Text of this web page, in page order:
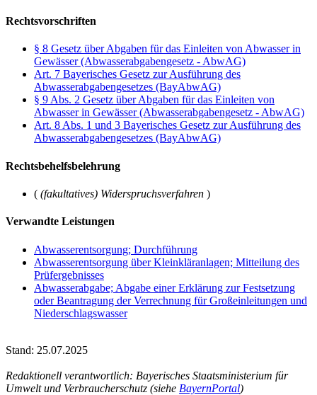
Rechtsvorschriften
§ 8 Gesetz über Abgaben für das Einleiten von Abwasser in
Gewässer (Abwasserabgabengesetz - AbwAG)
Art. 7 Bayerisches Gesetz zur Ausführung des
Abwasserabgabengesetzes (BayAbwAG)
§ 9 Abs. 2 Gesetz über Abgaben für das Einleiten von
Abwasser in Gewässer (Abwasserabgabengesetz - AbwAG)
Art. 8 Abs. 1 und 3 Bayerisches Gesetz zur Ausführung des
Abwasserabgabengesetzes (BayAbwAG)
Rechtsbehelfsbelehrung
( (fakultatives) Widerspruchsverfahren )
Verwandte Leistungen
Abwasserentsorgung; Durchführung
Abwasserentsorgung über Kleinkläranlagen; Mitteilung des
Prüfergebnisses
Abwasserabgabe; Abgabe einer Erklärung zur Festsetzung
oder Beantragung der Verrechnung für Großeinleitungen und
Niederschlagswasser
Stand: 25.07.2025
Redaktionell verantwortlich: Bayerisches Staatsministerium für
Umwelt und Verbraucherschutz (siehe BayernPortal)